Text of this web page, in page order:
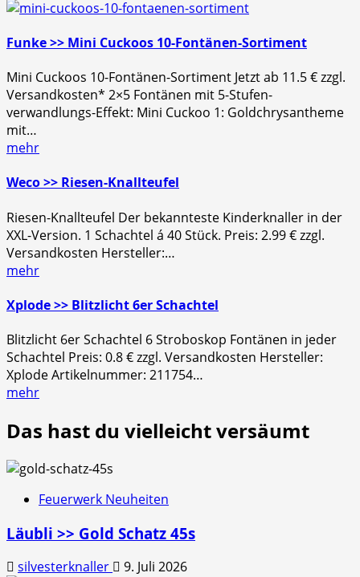
Funke >> Mini Cuckoos 10-Fontänen-Sortiment
Mini Cuckoos 10-Fontänen-Sortiment Jetzt ab 11.5 € zzgl.
Versandkosten* 2×5 Fontänen mit 5-Stufen-
verwandlungs-Effekt: Mini Cuckoo 1: Goldchrysantheme
mit…
mehr
Weco >> Riesen-Knallteufel
Riesen-Knallteufel Der bekannteste Kinderknaller in der
XXL-Version. 1 Schachtel á 40 Stück. Preis: 2.99 € zzgl.
Versandkosten Hersteller:…
mehr
Xplode >> Blitzlicht 6er Schachtel
Blitzlicht 6er Schachtel 6 Stroboskop Fontänen in jeder
Schachtel Preis: 0.8 € zzgl. Versandkosten Hersteller:
Xplode Artikelnummer: 211754…
mehr
Das hast du vielleicht versäumt
Feuerwerk Neuheiten
Läubli >> Gold Schatz 45s
silvesterknaller 9. Juli 2026